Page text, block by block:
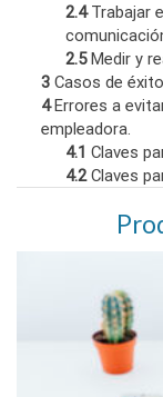
2.4Trabajar
2.5Medir y
3 Casos de
4Errores a
empleadora.
4.1 Claves
4.2Claves